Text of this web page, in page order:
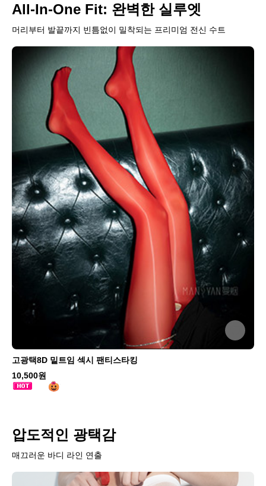
All-In-One Fit: 완벽한 실루엣
머리부터 발끝까지 빈틈없이 밀착되는 프리미엄 전신 수트
고광택8D 밑트임 섹시 팬티스타킹
10,500원
압도적인 광택감
매끄러운 바디 라인 연출